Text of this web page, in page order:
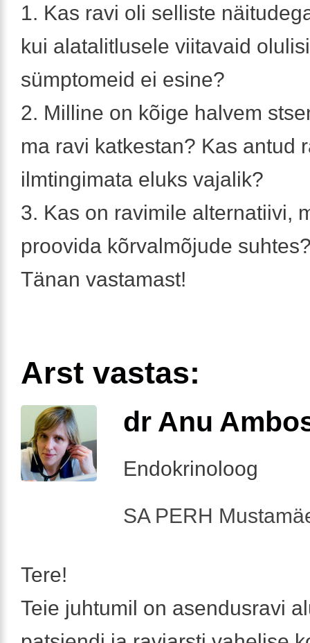
1. Kas ravi oli selliste
kui alatalitlusele viitavaid olulisi
sümptomeid ei esine?
2. Milline on kõige halvem
ma ravi katkestan? Kas antud
ilmtingimata eluks vajalik?
3. Kas on ravimile alternatiivi,
proovida kõrvalmõjude
Tänan vastamast!
Arst vastas:
dr Anu
Endokrinoloog
SA PERH
Tere!
Teie juhtumil on asendusravi